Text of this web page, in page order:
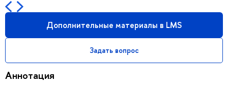
Дополнительные материалы в LMS
Задать вопрос
Аннотация